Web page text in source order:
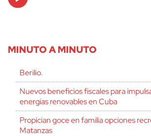
Player
MINUTO A MINUTO
Berilio.
Nuevos beneficios fiscales para
energías renovables en Cuba
Propician goce en familia opciones
Matanzas